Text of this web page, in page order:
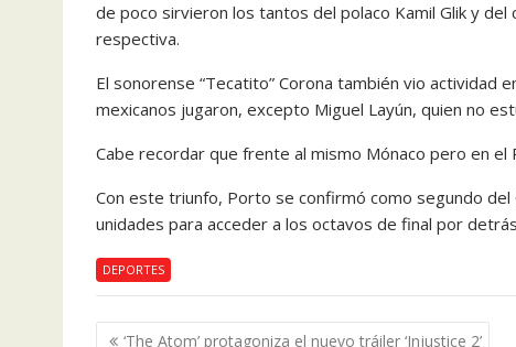
de poco sirvieron los tantos del polaco Kamil Glik y
respectiva.
El sonorense “Tecatito” Corona también vio
mexicanos jugaron, excepto Miguel Layún, quien no
Cabe recordar que frente al mismo Mónaco pero en
Con este triunfo, Porto se confirmó como segundo
unidades para acceder a los octavos de final por
DEPORTES
Navegación
‘The Atom’ protagoniza el nuevo tráiler ‘Injustice 2’